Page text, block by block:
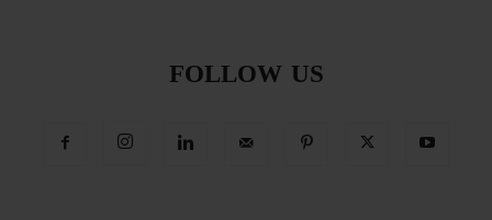
FOLLOW US